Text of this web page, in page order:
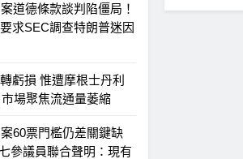
道德條款談判陷僵局！
求SEC調查特朗普迷因
虧損 惟遭摩根士丹利
場聚焦流通量萎縮
60票門檻仍差關鍵缺
參議員聯合聲明：現有